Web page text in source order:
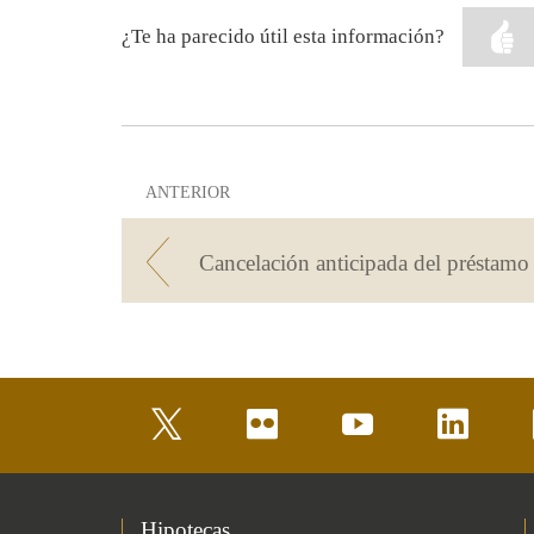
¿Te ha parecido útil esta información?
ANTERIOR
youtube